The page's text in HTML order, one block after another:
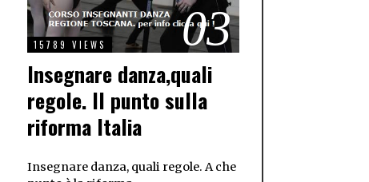
03
15789 VIEWS
Insegnare danza,quali
regole. Il punto sulla
riforma Italia
Insegnare danza, quali regole. A che